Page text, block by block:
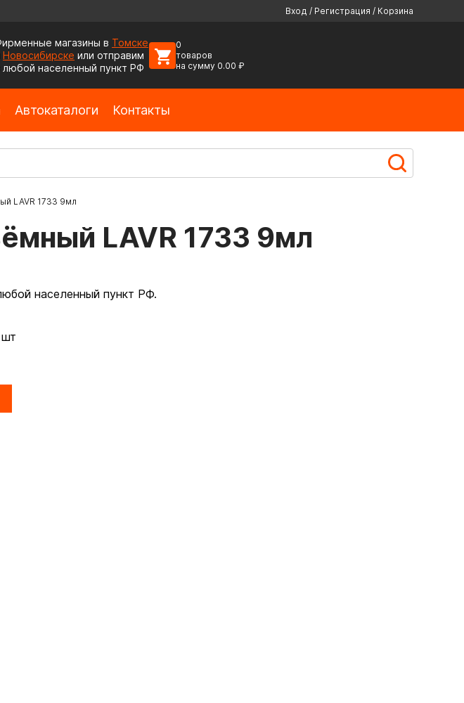
Вход / Регистрация / Корзина
магазины в Томске
Новосибирске или отправим
любой населенный пункт РФ
0
товаров
на сумму 0.00 ₽
Автокаталоги Контакты
LAVR 1733 9мл
LAVR 1733 9мл
населенный пункт РФ.